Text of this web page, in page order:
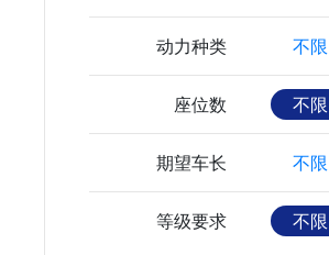
动力种类 不限
座位数 不限
期望车长 不限
等级要求 不限